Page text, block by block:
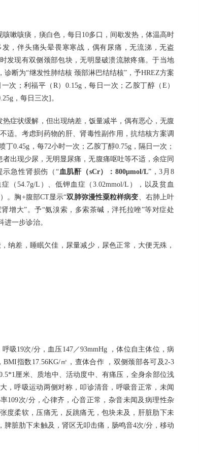
嗽咳痰，痰白色，每日 10多口，间歇发热，体温高时
，伴头痛头晕畏寒寒战，偶有尿痛，无流涕，无盗
发现有双侧颈部包块，无明显破溃流脓疼痛。于当地
诊断为“继发性肺结核 颈部淋巴结结核”，予HREZ方案
一次；利福平（R ） 0.15g，每日一次；乙胺丁醇（ E ）
，每日三次] 。
热症状缓解，但出现纳差，饭量减半，偶有恶心，无腹
适。考虑到药物的肝、肾毒性副作用，抗结核方案调
丁0.45g ，每72小时一次；乙胺丁醇0.75g，隔日一次；
者出现少尿，无明显尿痛，无腹痛呕吐等不适，余症同
示急性肾损伤（“血肌酐（sCr）： 800μmol/L”，3 月8
（54.7g/L ）、低钾血症（3.02mmol/L ），以及贫血
）。胸+腹部CT显示“双肺弥漫性粟粒样病变 、右肺上叶
增大”。予“氨溴索，多索茶碱，泮托拉唑”等对症处
一步诊治。
纳差，睡眠欠佳，尿量减少，尿色正常，大便无殊，
呼吸 19次/分，血压147／93mmHg
，体位自主体位，病
，BMI指数 17.56KG/㎡，查体合作 ，双侧颈部各可及 2-3
厘米、质地中、活动度中、有痛压，全身余部位浅
，呼吸运动两侧对称，叩诊清音，呼吸音正常，未闻
109次/分，心律齐，心音正常，杂音未闻及病理性杂
度柔软，压痛无，反跳痛无，包块未及，肝脏肋下未
脾脏肋下未触及，肾区无叩击痛，肠鸣音4次/分，移动